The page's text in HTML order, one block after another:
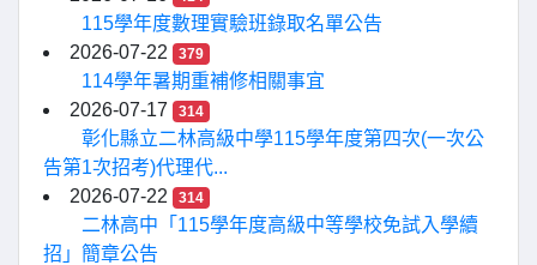
115學年度數理實驗班錄取名單公告
2026-07-22
379
114學年暑期重補修相關事宜
2026-07-17
314
彰化縣立二林高級中學115學年度第四次(一次公
告第1次招考)代理代...
2026-07-22
314
二林高中「115學年度高級中等學校免試入學續
招」簡章公告